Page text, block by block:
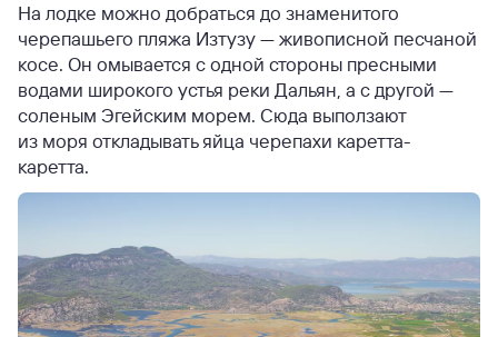
На лодке можно добраться до знаменитого
черепашьего пляжа Изтузу — живописной песчаной
косе. Он омывается с одной стороны пресными
водами широкого устья реки Дальян, а с другой —
соленым Эгейским морем. Сюда выползают
из моря откладывать яйца черепахи каретта-
каретта.